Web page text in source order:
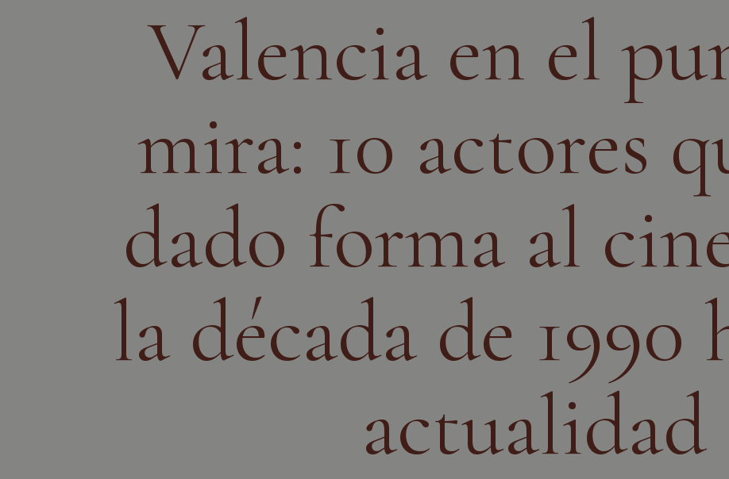
Valencia en el
mira: 10 actores
dado forma al
la década de 1990
actualidad